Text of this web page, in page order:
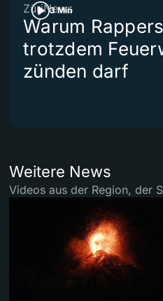
3 Min
ZüriNews
Warum
trotzdem
zünden darf
Weitere News
Videos aus der Region, der